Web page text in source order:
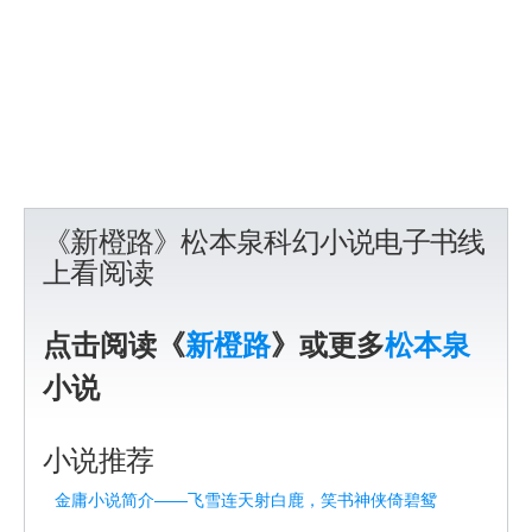
《新橙路》松本泉科幻小说电子书线
上看阅读
点击阅读《新橙路》或更多松本泉
小说
小说推荐
金庸小说简介——飞雪连天射白鹿，笑书神侠倚碧鸳